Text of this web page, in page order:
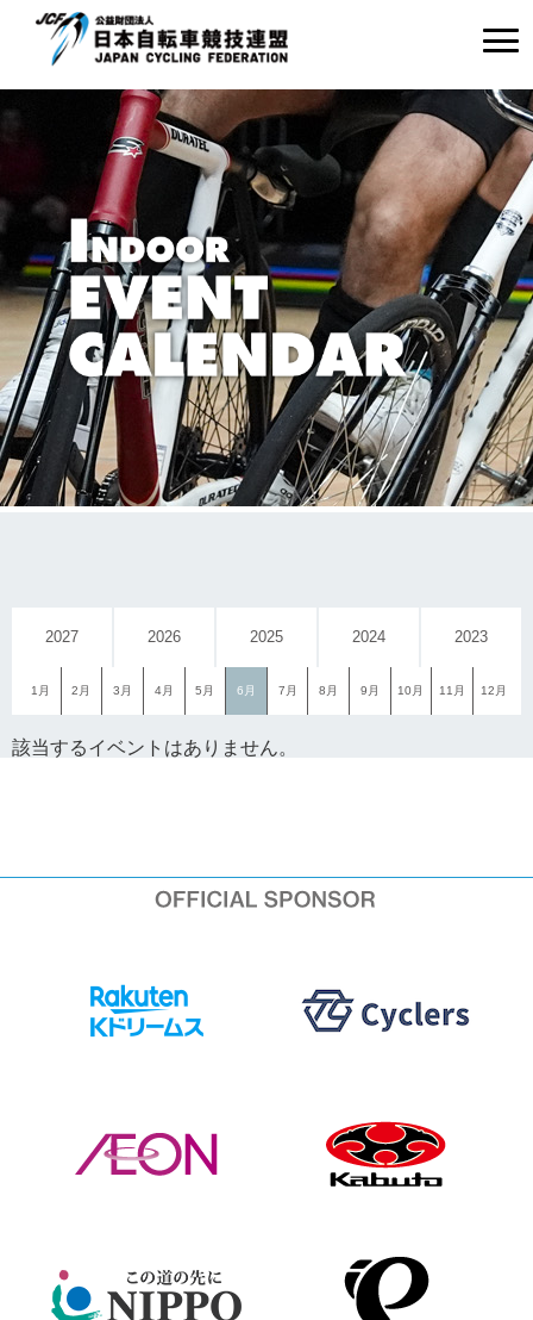
2027 2026 2025 2024 2023
1月 2月 3月 4月 5月 6月 7月 8月 9月 10月 11月 12月
該当するイベントはありません。